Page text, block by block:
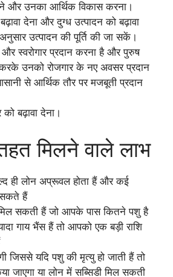
और उनका आर्थिक विकास करना।
देना और दुग्ध उत्पादन को बढ़ावा
उत्पादन की पूर्ति की जा सकें।
स्वरोगार प्रदान करना है और पुरुष
उनको रोजगार के नए अवसर प्रदान
से आर्थिक तौर पर मजबूती प्रदान
बढ़ावा देना।
मिलने वाले लाभ
ही लोन अप्रूवल होता हैं और कई
सकते हैं
मिल सकती हैं जो आपके पास कितने पशु है
गाय भैंस हैं तो आपको एक बड़ी राशि
जिससे यदि पशु की मृत्यु हो जाती हैं तो
जाएगा या लोन में सब्सिडी मिल सकती